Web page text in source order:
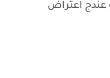
عندج اعتراض